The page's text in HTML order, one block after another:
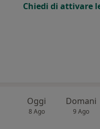
Chiedi di attivare
Oggi
8 Ago
Domani
9 Ago